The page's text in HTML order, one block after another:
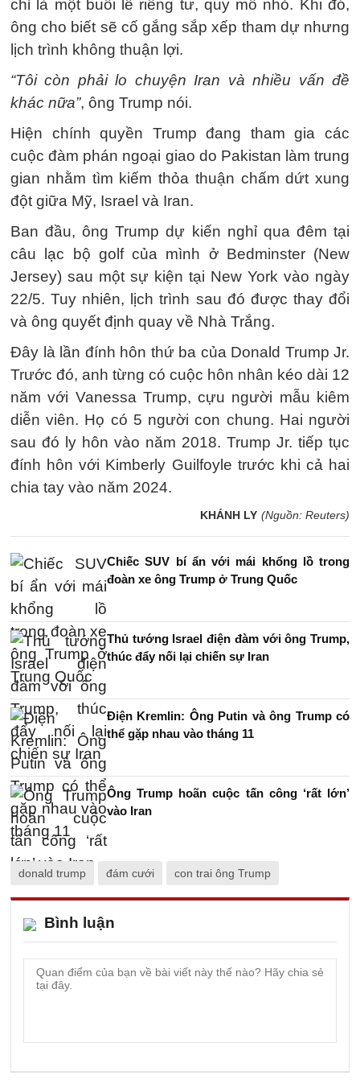
chỉ là một buổi lễ riêng tư, quy mô nhỏ. Khi đó,
ông cho biết sẽ cố gắng sắp xếp tham dự nhưng
lịch trình không thuận lợi.
“Tôi còn phải lo chuyện Iran và nhiều vấn đề
khác nữa”, ông Trump nói.
Hiện chính quyền Trump đang tham gia các
cuộc đàm phán ngoại giao do Pakistan làm trung
gian nhằm tìm kiếm thỏa thuận chấm dứt xung
đột giữa Mỹ, Israel và Iran.
Ban đầu, ông Trump dự kiến nghỉ qua đêm tại
câu lạc bộ golf của mình ở Bedminster (New
Jersey) sau một sự kiện tại New York vào ngày
22/5. Tuy nhiên, lịch trình sau đó được thay đổi
và ông quyết định quay về Nhà Trắng.
Đây là lần đính hôn thứ ba của Donald Trump Jr.
Trước đó, anh từng có cuộc hôn nhân kéo dài 12
năm với Vanessa Trump, cựu người mẫu kiêm
diễn viên. Họ có 5 người con chung. Hai người
sau đó ly hôn vào năm 2018. Trump Jr. tiếp tục
đính hôn với Kimberly Guilfoyle trước khi cả hai
chia tay vào năm 2024.
KHÁNH LY (Nguồn: Reuters)
Chiếc SUV bí ẩn với mái khổng lồ trong
đoàn xe ông Trump ở Trung Quốc
Thủ tướng Israel điện đàm với ông Trump,
thúc đẩy nối lại chiến sự Iran
Điện Kremlin: Ông Putin và ông Trump có
thể gặp nhau vào tháng 11
Ông Trump hoãn cuộc tấn công ‘rất lớn’
vào Iran
donald trump đám cưới con trai ông Trump
Bình luận